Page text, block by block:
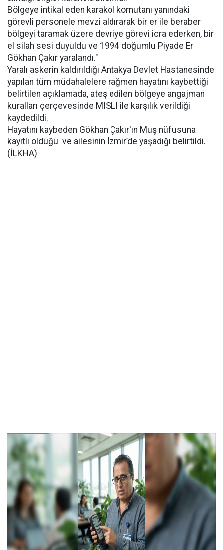
Bölgeye intikal eden karakol komutanı yanındaki
görevli personele mevzi aldırarak bir er ile beraber
bölgeyi taramak üzere devriye görevi icra ederken, bir
el silah sesi duyuldu ve 1994 doğumlu Piyade Er
Gökhan Çakır yaralandı."
Yaralı askerin kaldırıldığı Antakya Devlet Hastanesinde
yapılan tüm müdahalelere rağmen hayatını kaybettiği
belirtilen açıklamada, ateş edilen bölgeye angajman
kuralları çerçevesinde MISLI ile karşılık verildiği
kaydedildi.
Hayatını kaybeden Gökhan Çakır'ın Muş nüfusuna
kayıtlı olduğu ve ailesinin İzmir’de yaşadığı belirtildi.
(İLKHA)